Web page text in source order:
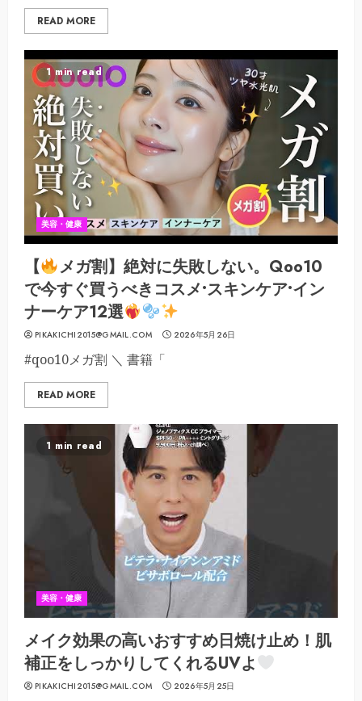
READ MORE
1 min read
美容・健康
【
メガ割】絶対に失敗しない。Qoo10
で今すぐ買うべきコスメ•スキンケア•イン
ナーケア12選
PIKAKICHI2015@GMAIL.COM 2026年5月26日
#qoo10メガ割 ＼ 書籍「
READ MORE
1 min read
美容・健康
メイク効果の高いおすすめ日焼け止め！肌
補正をしっかりしてくれるUVよ
PIKAKICHI2015@GMAIL.COM 2026年5月25日